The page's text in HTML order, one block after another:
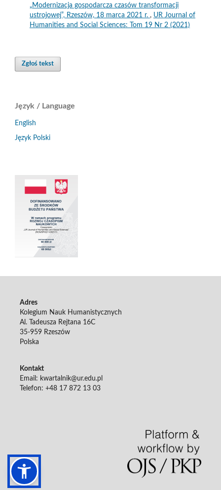
„Modernizacja gospodarcza czasów transformacji
ustrojowej”, Rzeszów, 18 marca 2021 r. , UR Journal of
Humanities and Social Sciences: Tom 19 Nr 2 (2021)
Zgłoś tekst
Język / Language
English
Język Polski
Adres
Kolegium Nauk Humanistycznych
Al. Tadeusza Rejtana 16C
35-959 Rzeszów
Polska
Kontakt
Email: kwartalnik@ur.edu.pl
Telefon: +48 17 872 13 03